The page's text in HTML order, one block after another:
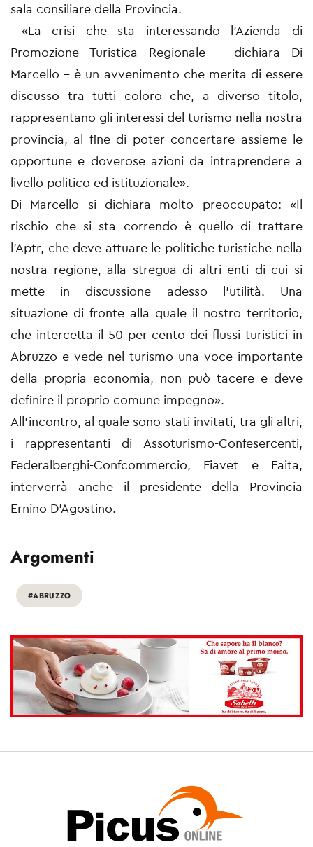
sala consiliare della Provincia.
«La crisi che sta interessando l’Azienda di
Promozione Turistica Regionale – dichiara Di
Marcello - è un avvenimento che merita di essere
discusso tra tutti coloro che, a diverso titolo,
rappresentano gli interessi del turismo nella nostra
provincia, al fine di poter concertare assieme le
opportune e doverose azioni da intraprendere a
livello politico ed istituzionale».
Di Marcello si dichiara molto preoccupato: «Il
rischio che si sta correndo è quello di trattare
l’Aptr, che deve attuare le politiche turistiche nella
nostra regione, alla stregua di altri enti di cui si
mette in discussione adesso l’utilità. Una
situazione di fronte alla quale il nostro territorio,
che intercetta il 50 per cento dei flussi turistici in
Abruzzo e vede nel turismo una voce importante
della propria economia, non può tacere e deve
definire il proprio comune impegno».
All’incontro, al quale sono stati invitati, tra gli altri,
i rappresentanti di Assoturismo-Confesercenti,
Federalberghi-Confcommercio, Fiavet e Faita,
interverrà anche il presidente della Provincia
Ernino D’Agostino.
Argomenti
#ABRUZZO